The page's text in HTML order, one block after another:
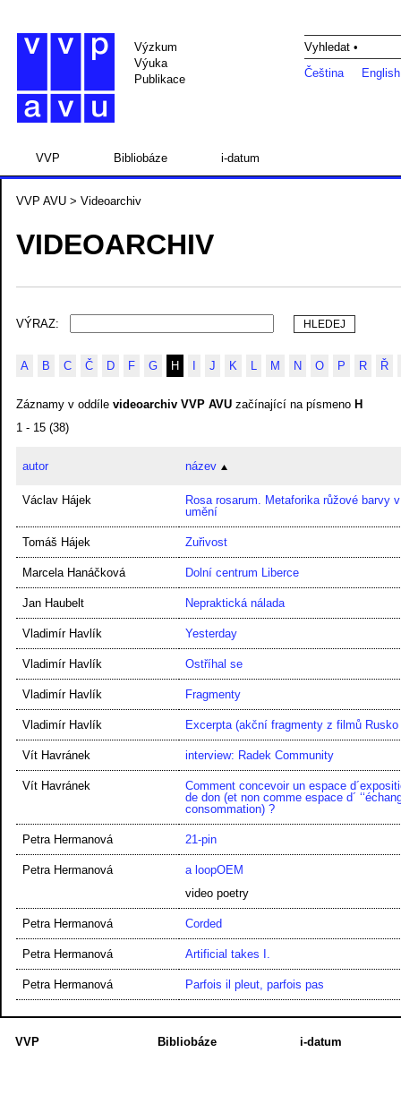
Výzkum
Výuka
Publikace
Vyhledat •
Čeština
English
VVP Bibliobáze i-datum
VVP AVU > Videoarchiv
VIDEOARCHIV
VÝRAZ:
A B C Č D F G H J K L M N O P R Ř
Záznamy v oddíle videoarchiv VVP AVU začínající na písmeno H
1 - 15 (38)
autor název
Václav Hájek
Rosa rosarum. Metaforika růžové barvy
umění
Tomáš Hájek Zuřivost
Marcela Hanáčková Dolní centrum Liberce
Jan Haubelt Nepraktická nálada
Vladimír Havlík Yesterday
Vladimír Havlík Ostříhal se
Vladimír Havlík Fragmenty
Vladimír Havlík Excerpta (akční fragmenty z filmů
Vít Havránek interview: Radek Community
Vít Havránek
Comment concevoir un espace
de don (et non comme espace d´
consommation) ?
Petra Hermanová 21-pin
Petra Hermanová
a loopOEM
video poetry
Petra Hermanová Corded
Petra Hermanová Artificial takes I.
Petra Hermanová Parfois il pleut, parfois pas
VVP Bibliobáze i-datum